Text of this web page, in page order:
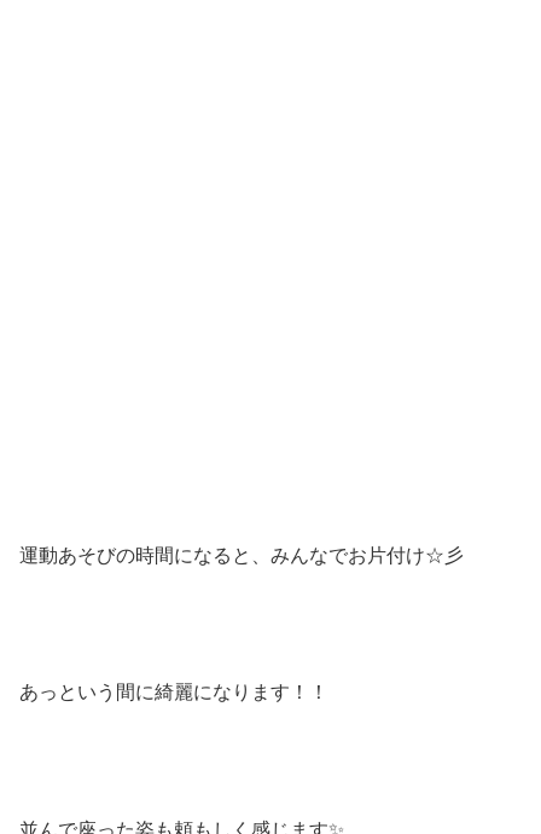
運動あそびの時間になると、みんなでお片付け☆彡
あっという間に綺麗になります！！
並んで座った姿も頼もしく感じます✨